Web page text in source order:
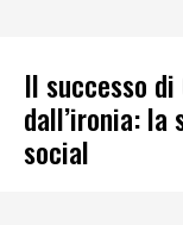
Il successo
dall’ironia: la
social